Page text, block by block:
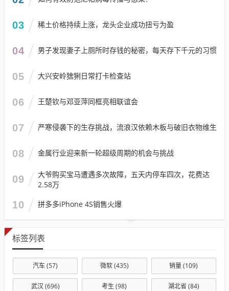
03 稀土价格持续上涨，龙头企业成功扭亏为盈
04 男子发现妻子上厕所时存钱的秘密，每天存下千元的习惯
05 大兴安岭猞猁日常打卡检查站
06 王楚钦与邓亚萍同框亮相联谊会
07 严寒侵袭下的生存挑战，流浪汉依赖木板与破旧衣物维生
08 金属行业迎来新一轮超级周期的机会与挑战
09
大爷购买宝马遭遇多次故障，五天内停车四次，花费达
2.58万
10 拼多多iPhone 4S销售火爆
标签列表
汽车(57) 微软(435) 销量(109)
武汉 (696) 考生 (98) 湖北省 (84)